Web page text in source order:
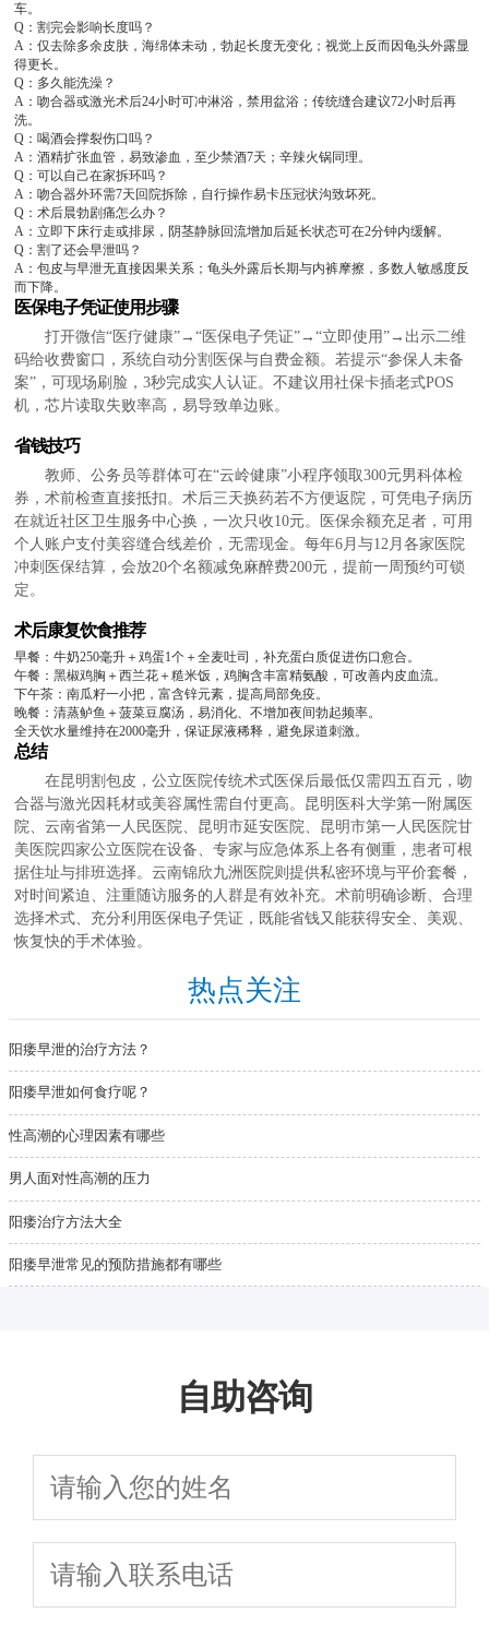
车。
Q：割完会影响长度吗？
A：仅去除多余皮肤，海绵体未动，勃起长度无变化；视觉上反而因龟头外露显
得更长。
Q：多久能洗澡？
A：吻合器或激光术后24小时可冲淋浴，禁用盆浴；传统缝合建议72小时后再
洗。
Q：喝酒会撑裂伤口吗？
A：酒精扩张血管，易致渗血，至少禁酒7天；辛辣火锅同理。
Q：可以自己在家拆环吗？
A：吻合器外环需7天回院拆除，自行操作易卡压冠状沟致坏死。
Q：术后晨勃剧痛怎么办？
A：立即下床行走或排尿，阴茎静脉回流增加后延长状态可在2分钟内缓解。
Q：割了还会早泄吗？
A：包皮与早泄无直接因果关系；龟头外露后长期与内裤摩擦，多数人敏感度反
而下降。
医保电子凭证使用步骤
打开微信“医疗健康”→“医保电子凭证”→“立即使用”→出示二维
码给收费窗口，系统自动分割医保与自费金额。若提示“参保人未备
案”，可现场刷脸，3秒完成实人认证。不建议用社保卡插老式POS
机，芯片读取失败率高，易导致单边账。
省钱技巧
教师、公务员等群体可在“云岭健康”小程序领取300元男科体检
券，术前检查直接抵扣。术后三天换药若不方便返院，可凭电子病历
在就近社区卫生服务中心换，一次只收10元。医保余额充足者，可用
个人账户支付美容缝合线差价，无需现金。每年6月与12月各家医院
冲刺医保结算，会放20个名额减免麻醉费200元，提前一周预约可锁
定。
术后康复饮食推荐
早餐：牛奶250毫升＋鸡蛋1个＋全麦吐司，补充蛋白质促进伤口愈合。
午餐：黑椒鸡胸＋西兰花＋糙米饭，鸡胸含丰富精氨酸，可改善内皮血流。
下午茶：南瓜籽一小把，富含锌元素，提高局部免疫。
晚餐：清蒸鲈鱼＋菠菜豆腐汤，易消化、不增加夜间勃起频率。
全天饮水量维持在2000毫升，保证尿液稀释，避免尿道刺激。
总结
在昆明割包皮，公立医院传统术式医保后最低仅需四五百元，吻
合器与激光因耗材或美容属性需自付更高。昆明医科大学第一附属医
院、云南省第一人民医院、昆明市延安医院、昆明市第一人民医院甘
美医院四家公立医院在设备、专家与应急体系上各有侧重，患者可根
据住址与排班选择。云南锦欣九洲医院则提供私密环境与平价套餐，
对时间紧迫、注重随访服务的人群是有效补充。术前明确诊断、合理
选择术式、充分利用医保电子凭证，既能省钱又能获得安全、美观、
恢复快的手术体验。
热点关注
阳痿早泄的治疗方法？
阳痿早泄如何食疗呢？
性高潮的心理因素有哪些
男人面对性高潮的压力
阳痿治疗方法大全
阳痿早泄常见的预防措施都有哪些
自助咨询